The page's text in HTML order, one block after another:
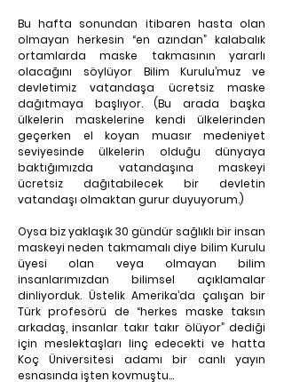
Bu hafta sonundan itibaren hasta olan
olmayan herkesin “en azından” kalabalık
ortamlarda maske takmasının yararlı
olacağını söylüyor Bilim Kurulu’muz ve
devletimiz vatandaşa ücretsiz maske
dağıtmaya başlıyor. (Bu arada başka
ülkelerin maskelerine kendi ülkelerinden
geçerken el koyan muasır medeniyet
seviyesinde ülkelerin olduğu dünyaya
baktığımızda vatandaşına maskeyi
ücretsiz dağıtabilecek bir devletin
vatandaşı olmaktan gurur duyuyorum.)
Oysa biz yaklaşık 30 gündür sağlıklı bir insan
maskeyi neden takmamalı diye bilim Kurulu
üyesi olan veya olmayan bilim
insanlarımızdan bilimsel açıklamalar
dinliyorduk. Üstelik Amerika’da çalışan bir
Türk profesörü de “herkes maske taksın
arkadaş, insanlar takır takır ölüyor” dediği
için meslektaşları linç edecekti ve hatta
Koç Üniversitesi adamı bir canlı yayın
esnasında işten kovmuştu…